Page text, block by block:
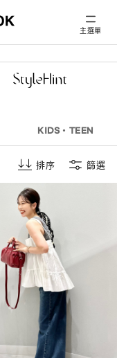
主選單
KIDS・TEEN
排序 篩選